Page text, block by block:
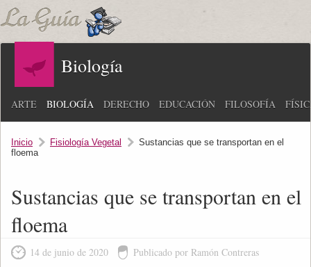
Biología
ARTE BIOLOGÍA DERECHO EDUCACIÓN FILOSOFÍA
Inicio Fisiología Vegetal
Sustancias que se transportan en el
floema
Sustancias que se transportan en el
floema
14 de junio de 2020 Publicado por Ramón Contreras